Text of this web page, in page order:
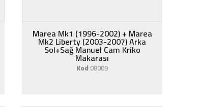
Marea Mk1 (1996-2002) + Marea
Mk2 Liberty (2003-2007) Arka
Sol+Sağ Manuel Cam Kriko
Makarası
Kod08009